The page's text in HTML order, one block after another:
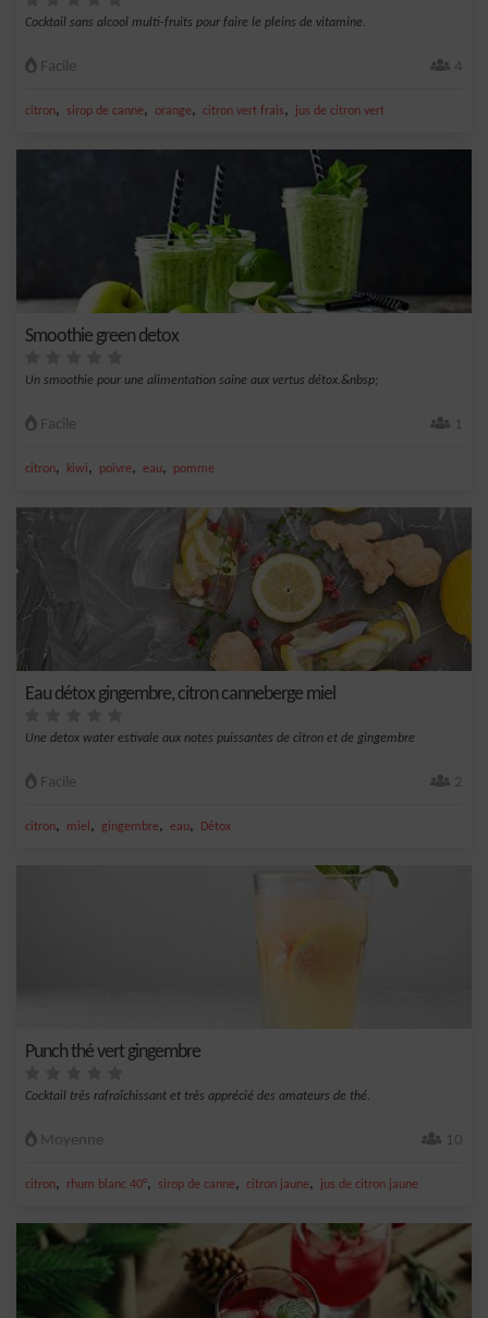
Cocktail sans alcool multi-fruits pour faire le pleins de vitamine.
Facile 4
citron, sirop de canne, orange, citron vert frais, jus de citron vert
Smoothie green detox
Un smoothie pour une alimentation saine aux vertus détox.&nbsp;
Facile 1
citron, kiwi, poivre, eau, pomme
Eau détox gingembre, citron canneberge miel
Une detox water estivale aux notes puissantes de citron et de gingembre
Facile 2
citron, miel , gingembre, eau, Détox
Punch thé vert gingembre
Cocktail très rafraîchissant et très apprécié des amateurs de thé.
Moyenne 10
citron, rhum blanc 40°, sirop de canne, citron jaune, jus de citron jaune